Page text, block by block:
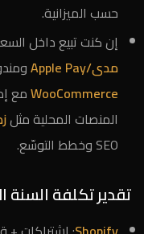
حسب الميزانية.
إن كنت تبيع داخل
مدى/Apple Pay
WooCommerceمع
المنصات المحلية مثل
SEO وخطط التوسّع.
تقدير تكلفة السنة